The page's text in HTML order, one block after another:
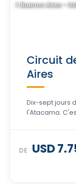
Buenos Aires -
Circuit
Aires
Dix-sept jours
l'Atacama.
DE USD